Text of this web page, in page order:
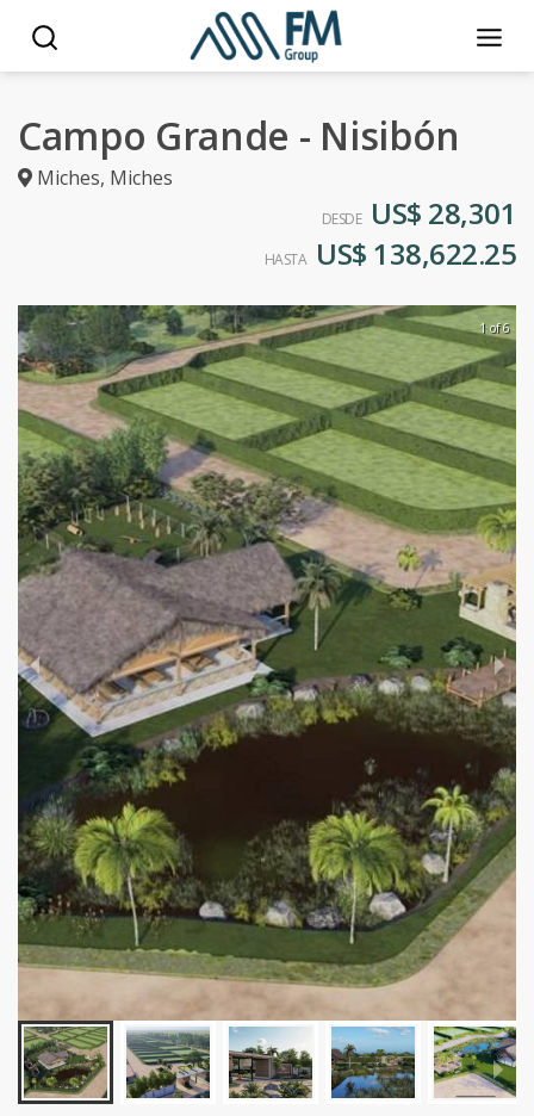
Campo Grande - Nisibón
Miches, Miches
DESDE US$ 28,301
HASTA US$ 138,622.25
1 of 6